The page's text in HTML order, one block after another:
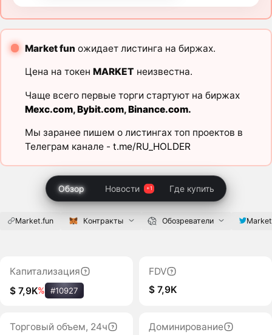
Market fun ожидает листинга на биржах.
Цена на токен MARKET неизвестна.
Чаще всего первые торги стартуют на биржах
Mexc.com,Bybit.com,Binance.com.
Мы заранее пишем о листингах топ проектов в
Телеграм канале - t.me/RU_HOLDER
Обзор Новости Где купить
Market.fun Контракты Обозреватели
Капитализация
$ 7,9K% #10927
FDV
$ 7,9K
Торговый объем, 24ч
Доминирование